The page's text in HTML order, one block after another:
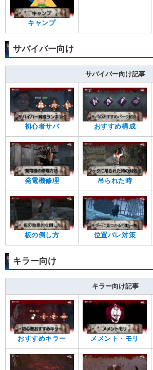
キャンプ
サバイバー向け
サバイバー向け記事
初心者サバ おすすめ構成
発電機修理 吊られた時
板の倒し方 位置バレ対策
キラー向け
キラー向け記事
おすすめキラー メメント・モリ